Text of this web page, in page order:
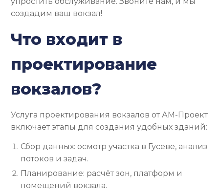
создадим ваш вокзал!
Что входит в
проектирование
вокзалов?
Услуга проектирования вокзалов от АМ-Проект
включает этапы для создания удобных зданий:
Сбор данных: осмотр участка в Гусеве, анализ
потоков и задач.
Планирование: расчёт зон, платформ и
помещений вокзала.